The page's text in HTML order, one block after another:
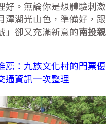
好。無論你是想體驗刺激
潭湖光山色，準備好，跟
」卻又充滿新意的南投親
薦：九族文化村的門票優
通資訊一次整理